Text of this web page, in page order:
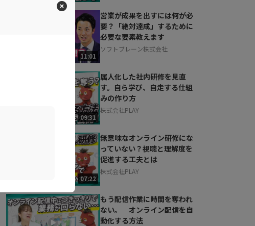
11:01
営業が成果を出すには何が必
要？「絶対達成」するために
必要な要素教えます
ソフトブレーン株式会社
09:31
属人化した社内研修を見直
す。自ら学び、自走する仕組
みの作り方
株式会社PLAY
07:22
無意味なオンライン研修にな
っていない？視聴と理解度を
促進する工夫とは
株式会社PLAY
もう配信作業に時間を奪われ
ない。 オンライン配信を自
動化する方法